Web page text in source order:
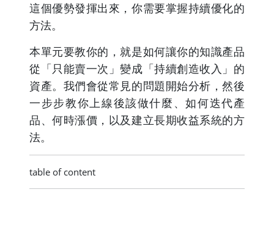
這個優勢發揮出來，你需要掌握持續優化的
方法。
本單元要教你的，就是如何讓你的知識產品
從「只能賣一次」變成「持續創造收入」的
資產。我們會從常見的問題開始分析，然後
一步步教你上線後該做什麼、如何迭代產
品、何時漲價，以及建立長期收益系統的方
法。
table of content